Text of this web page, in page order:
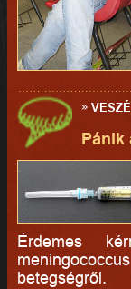
»
Pánik
Érdemes
betegségről.